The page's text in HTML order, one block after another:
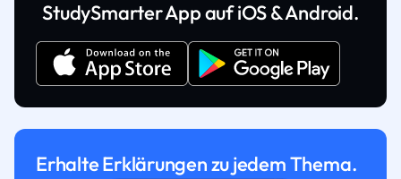
StudySmarter App auf iOS & Android.
Erhalte Erklärungen zu jedem Thema.